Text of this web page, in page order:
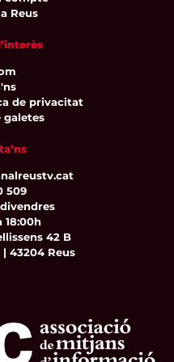
Reus
de privacitat
galetes
509
18:00h
42 B
| 43204 Reus